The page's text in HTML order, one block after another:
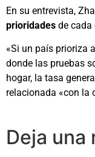
En su entrevista,
prioridades de cada
«Si un país prioriza
donde las pruebas
hogar, la tasa
relacionada «con la
Deja una